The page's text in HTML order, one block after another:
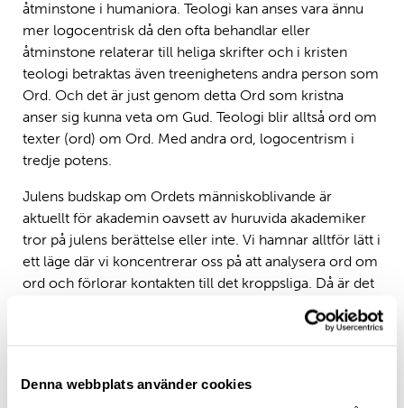
Denna webbplats använder cookies
åtminstone i humaniora. Teologi kan anses vara ännu
mer logocentrisk då den ofta behandlar eller
åtminstone relaterar till heliga skrifter och i kristen
teologi betraktas även treenighetens andra person som
Ord. Och det är just genom detta Ord som kristna
anser sig kunna veta om Gud. Teologi blir alltså ord om
texter (ord) om Ord. Med andra ord, logocentrism i
tredje potens.
Julens budskap om Ordets människoblivande är
aktuellt för akademin oavsett av huruvida akademiker
tror på julens berättelse eller inte. Vi hamnar alltför lätt i
ett läge där vi koncentrerar oss på att analysera ord om
ord och förlorar kontakten till det kroppsliga. Då är det
viktigt att våra ord förkroppsligas – eller i akademisk
jargong, har ”impact” eller genomslagskraft. Då är det
sydafrikanska kollegor beskriver som ”where the